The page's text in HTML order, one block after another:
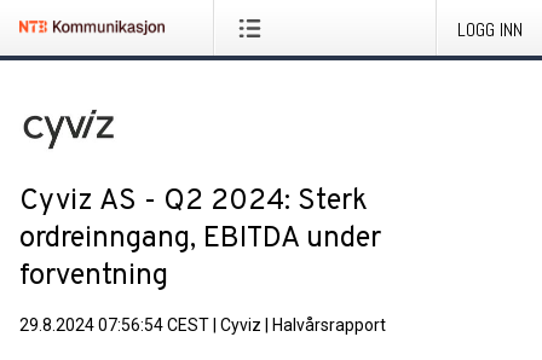
LOGG INN
Cyviz AS - Q2 2024: Sterk
ordreinngang, EBITDA under
forventning
29.8.2024 07:56:54 CEST Cyviz Halvårsrapport